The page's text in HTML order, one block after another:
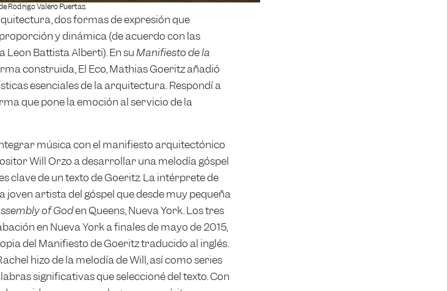
Rodrigo Valero Puertas.
dos formas de expresión que
y dinámica (de acuerdo con las
Battista Alberti). En suManifiesto de la
construida, El Eco, Mathias Goeritz añadió
esenciales de la arquitectura. Respondí a
que pone la emoción al servicio de la
música con el manifiesto arquitectónico
Will Orzo a desarrollar una melodía góspel
clave de un texto de Goeritz. La intérprete de
joven artista del góspel que desde muy pequeña
of Goden Queens, Nueva York. Los tres
en Nueva York a finales de mayo de 2015,
del Manifiesto de Goeritz traducido al inglés.
hizo de la melodía de Will, así como series
significativas que seleccioné del texto. Con